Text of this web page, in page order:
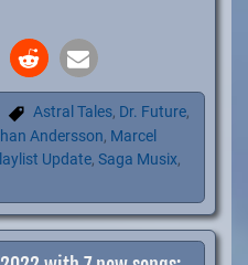
Astral Tales, Dr. Future,
Andersson, Marcel
Update, Saga Musix,